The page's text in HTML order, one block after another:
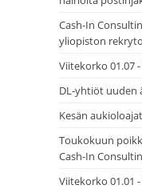
Cash-In
yliopiston
Viitekorko 01.07 -
DL-yhtiöt uuden
Kesän
Toukokuun
Cash-In
Viitekorko 01.01 -